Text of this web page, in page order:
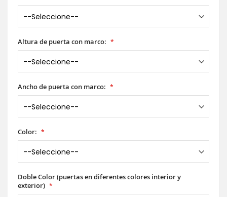
Altura de puerta con marco:
Ancho de puerta con marco:
Color:
Doble Color (puertas en diferentes colores interior y
exterior)